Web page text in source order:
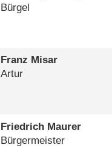
Bürgel
Franz Misar
Artur
Friedrich Maurer
Bürgermeister